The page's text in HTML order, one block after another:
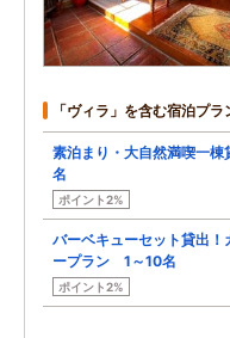
「ヴィラ」を含む宿泊プラ
素泊まり・大自然満喫一
名
ポイント2%
バーベキューセット貸出！
ープラン 1～10名
ポイント2%